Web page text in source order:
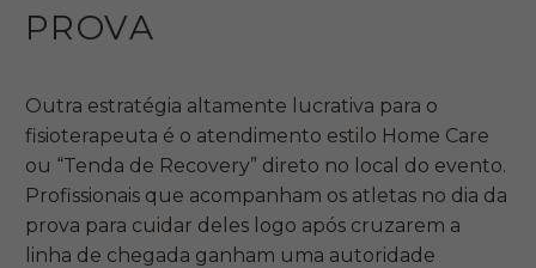
PROVA
Outra estratégia altamente lucrativa para o
fisioterapeuta é o atendimento estilo Home Care
ou “Tenda de Recovery” direto no local do evento.
Profissionais que acompanham os atletas no dia da
prova para cuidar deles logo após cruzarem a
linha de chegada ganham uma autoridade